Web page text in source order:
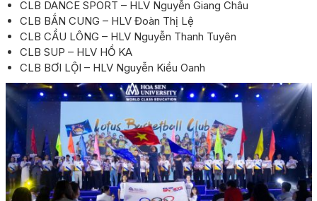
CLB DANCE SPORT – HLV Nguyễn Giang Châu
CLB BẮN CUNG – HLV Đoàn Thị Lệ
CLB CẦU LÔNG – HLV Nguyễn Thanh Tuyên
CLB SUP – HLV HỒ KA
CLB BƠI LỘI – HLV Nguyễn Kiều Oanh